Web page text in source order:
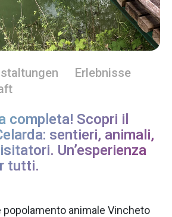
Erlebnisse
completa! Scopri il
sentieri, animali,
Un’esperienza
tutti.
popolamento animale Vincheto